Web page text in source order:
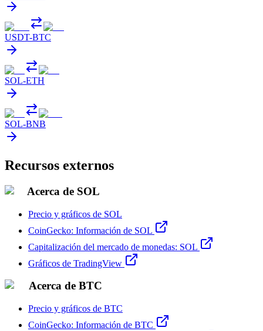
USDT-BTC
SOL-ETH
SOL-BNB
Recursos externos
Acerca de SOL
Precio y gráficos de SOL
CoinGecko: Información de SOL
Capitalización del mercado de monedas: SOL
Gráficos de TradingView
Acerca de BTC
Precio y gráficos de BTC
CoinGecko: Información de BTC